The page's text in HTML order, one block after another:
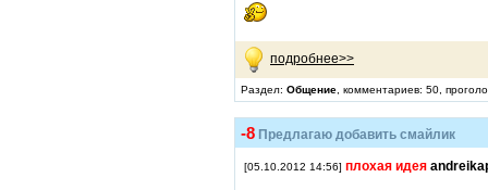
подробнее>>
Раздел: Общение , комментариев: 50,
-8 Предлагаю добавить смайлик
[05.10.2012 14:56] плохая идея